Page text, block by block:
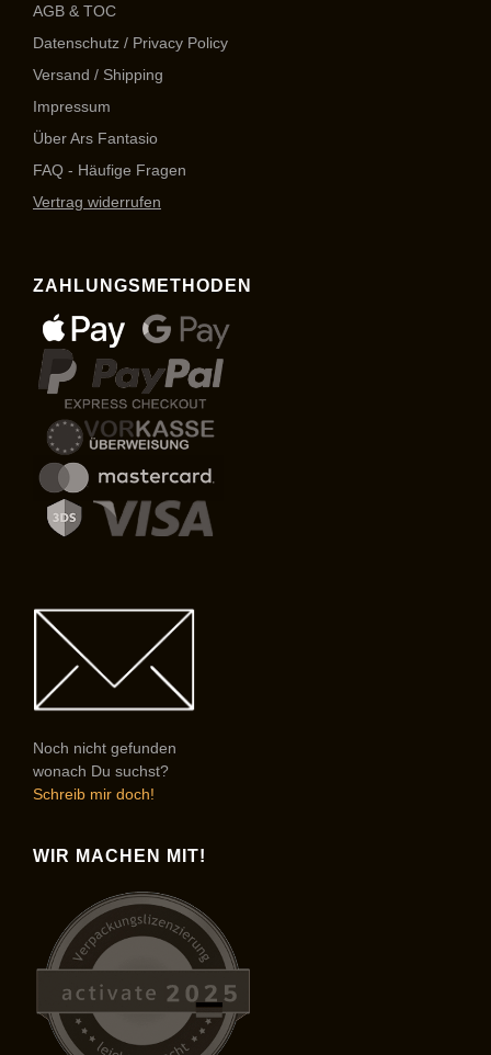
AGB & TOC
Datenschutz / Privacy Policy
Versand / Shipping
Impressum
Über Ars Fantasio
FAQ - Häufige Fragen
Vertrag widerrufen
ZAHLUNGSMETHODEN
Noch nicht gefunden
wonach Du suchst?
Schreib mir doch!
WIR MACHEN MIT!